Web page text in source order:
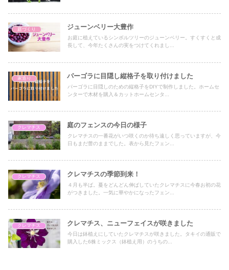
庭づくり ジューンベリー大豊作
お庭に植えているシンボルツリーのジューンベリー。すくすくと成
長して、今年たくさんの実をつけてくれまし...
家造り パーゴラに目隠し縦格子を取り付けました
パーゴラに目隠しのための縦格子をDIYで制作しました。ホームセ
ンターで木材を購入＆カットホームセンタ...
クレマチス 庭のフェンスの今日の様子
クレマチスの一番花がいつ咲くのか待ち遠しく思っていますが、今
日もまだ蕾のままでした。表から見たフェン...
クレマチス クレマチスの季節到来！
４月も半ば。蔓をどんどん伸ばしていたクレマチスに今春お初の花
がつきました。一気に華やかになったフェン...
クレマチス クレマチス、ニューフェイスが咲きました
今日は鉢植えにしていたクレマチスが咲きました。タキイの通販で
購入した6株ミックス（鉢植え用）のうちの...